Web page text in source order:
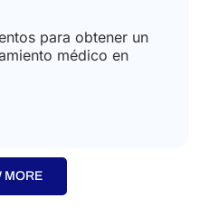
para obtener un
médico en
MORE